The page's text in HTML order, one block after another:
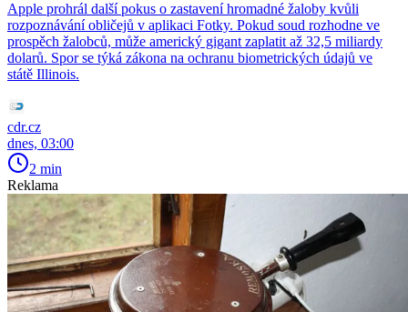
Apple prohrál další pokus o zastavení hromadné žaloby kvůli
rozpoznávání obličejů v aplikaci Fotky. Pokud soud rozhodne ve
prospěch žalobců, může americký gigant zaplatit až 32,5 miliardy
dolarů. Spor se týká zákona na ochranu biometrických údajů ve
státě Illinois.
cdr.cz
dnes, 03:00
2 min
Reklama